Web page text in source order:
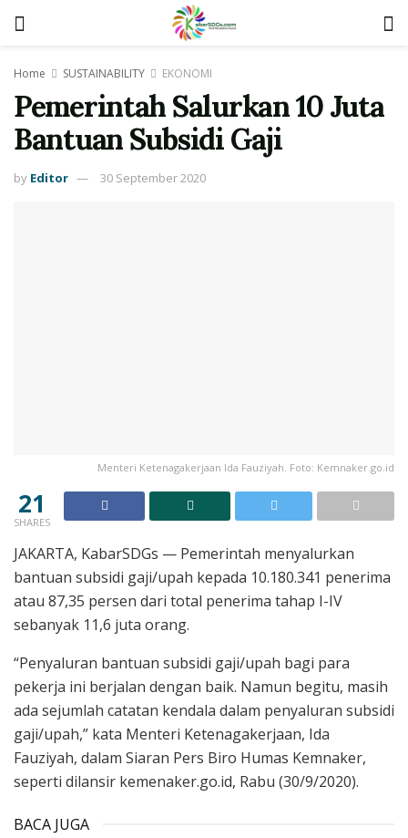
Home SUSTAINABILITY EKONOMI
Pemerintah Salurkan 10 Juta
Bantuan Subsidi Gaji
by Editor 30 September 2020
Menteri Ketenagakerjaan Ida Fauziyah. Foto: Kemnaker.go.id
21
SHARES
JAKARTA, KabarSDGs — Pemerintah menyalurkan
bantuan subsidi gaji/upah kepada 10.180.341 penerima
atau 87,35 persen dari total penerima tahap I-IV
sebanyak 11,6 juta orang.
“Penyaluran bantuan subsidi gaji/upah bagi para
pekerja ini berjalan dengan baik. Namun begitu, masih
ada sejumlah catatan kendala dalam penyaluran subsidi
gaji/upah,” kata Menteri Ketenagakerjaan, Ida
Fauziyah, dalam Siaran Pers Biro Humas Kemnaker,
seperti dilansir kemenaker.go.id, Rabu (30/9/2020).
BACA JUGA